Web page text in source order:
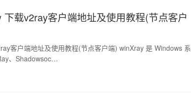
下载v2ray客户端地址及使用教程(节点客户
客户端地址及使用教程(节点客户端) winXray 是 Windows 系
、Shadowsoc…